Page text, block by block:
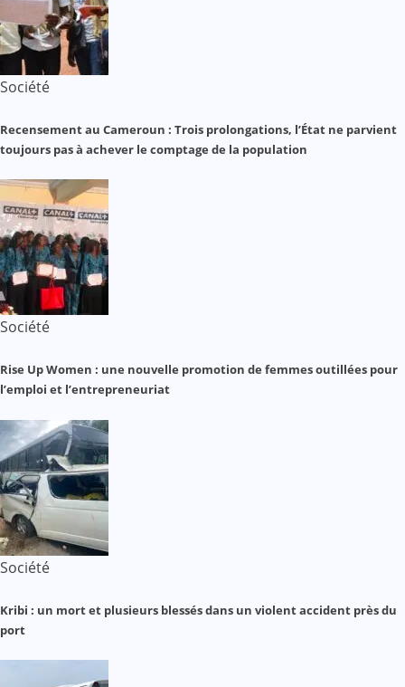
Société
Recensement au Cameroun : Trois prolongations, l’État ne parvient
toujours pas à achever le comptage de la population
Société
Rise Up Women : une nouvelle promotion de femmes outillées pour
l’emploi et l’entrepreneuriat
Société
Kribi : un mort et plusieurs blessés dans un violent accident près du
port